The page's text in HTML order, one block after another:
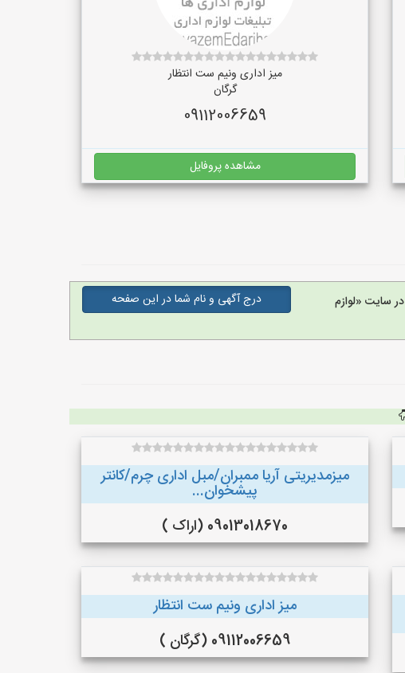
میز اداری ونیم ست انتظار
گرگان
09112006659
مشاهده پروفایل
در سایت «لوازم
درج آگهی و نام شما در این صفحه
میزمدیریتی آریا ممبران/مبل اداری چرم/کانتر
پیشخوان...
09013018670 (اراک )
میز اداری ونیم ست انتظار
09112006659 (گرگان )